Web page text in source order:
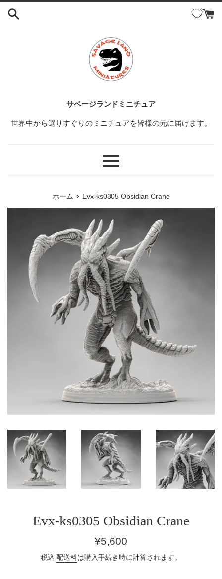
コ
サベージランドミニチュア
世界中から選りすぐりのミニチュアを皆様の元に届けます。
メ
ホーム › Evx-ks0305 Obsidian Crane
Evx-ks0305 Obsidian Crane
通
価
¥5,600
税込 配送料は購入手続き時に計算されます。